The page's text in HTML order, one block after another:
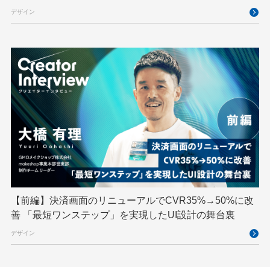
クリエイターインタビュー
サイバーセキュリティ サマーインターン スクラム
スパム対策 スペシャリスト セキュリティ
ソフトウェアサプライチェーン チームビルディング
デザイン ネットのセキュリティもGMO
ハーネスエンジニアリング バックエンド
ヒューマノイド ヒューマノイドロボット
フィジカルAI プログラミング教育
ブロックチェーン フロントエンド ペアリング暗号
ゆめみらいワーク
デザイン
【前編】決済画面のリニューアルでCVR35%→50%に改
善 「最短ワンステップ」を実現したUI設計の舞台裏
デザイン